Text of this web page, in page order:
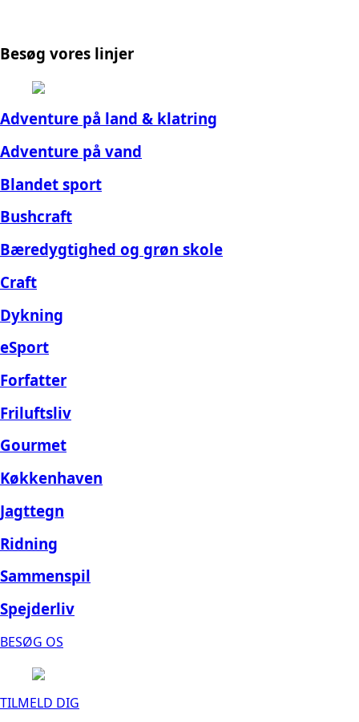
Besøg vores linjer
Adventure på land & klatring
Adventure på vand
Blandet sport
Bushcraft
Bæredygtighed og grøn skole
Craft
Dykning
eSport
Forfatter
Friluftsliv
Gourmet
Køkkenhaven
Jagttegn
Ridning
Sammenspil
Spejderliv
BESØG OS
TILMELD DIG